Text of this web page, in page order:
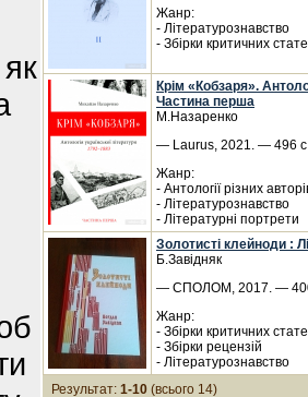
Жанр:
- Літературознавство
- Збірки критичних
Крім «Кобзаря».
Частина перша
М.Назаренко
— Laurus, 2021. — 496
Жанр:
- Антології різних
- Літературознавство
- Літературні портрети
Золотисті клейноди :
Б.Завідняк
— СПОЛОМ, 2017. —
Жанр:
- Збірки критичних
- Збірки рецензій
- Літературознавство
Результат: 1-10 (всього 14)